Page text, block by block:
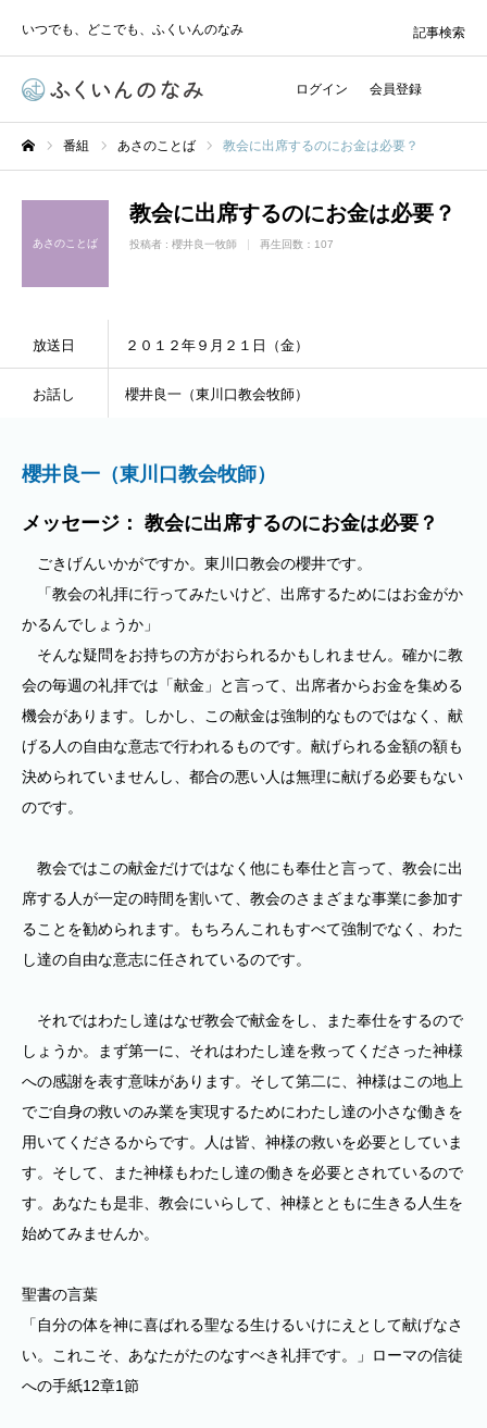
いつでも、どこでも、ふくいんのなみ
ログイン 会員登録
記事検索
番組 あさのことば 教会に出席するのにお金は必要？
あさのことば
教会に出席するのにお金は必要？
投稿者 : 櫻井良一牧師 再生回数：107
放送日 ２０１２年９月２１日（金）
お話し 櫻井良一（東川口教会牧師）
櫻井良一（東川口教会牧師）
メッセージ： 教会に出席するのにお金は必要？
ごきげんいかがですか。東川口教会の櫻井です。
「教会の礼拝に行ってみたいけど、出席するためにはお金がか
かるんでしょうか」
そんな疑問をお持ちの方がおられるかもしれません。確かに教
会の毎週の礼拝では「献金」と言って、出席者からお金を集める
機会があります。しかし、この献金は強制的なものではなく、献
げる人の自由な意志で行われるものです。献げられる金額の額も
決められていませんし、都合の悪い人は無理に献げる必要もない
のです。
教会ではこの献金だけではなく他にも奉仕と言って、教会に出
席する人が一定の時間を割いて、教会のさまざまな事業に参加す
ることを勧められます。もちろんこれもすべて強制でなく、わた
し達の自由な意志に任されているのです。
それではわたし達はなぜ教会で献金をし、また奉仕をするので
しょうか。まず第一に、それはわたし達を救ってくださった神様
への感謝を表す意味があります。そして第二に、神様はこの地上
でご自身の救いのみ業を実現するためにわたし達の小さな働きを
用いてくださるからです。人は皆、神様の救いを必要としていま
す。そして、また神様もわたし達の働きを必要とされているので
す。あなたも是非、教会にいらして、神様とともに生きる人生を
始めてみませんか。
聖書の言葉
「自分の体を神に喜ばれる聖なる生けるいけにえとして献げなさ
い。これこそ、あなたがたのなすべき礼拝です。」ローマの信徒
への手紙12章1節